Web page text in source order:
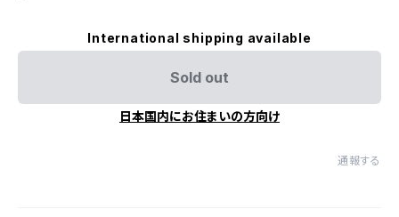
International shipping available
Sold out
日本国内にお住まいの方向け
通報する